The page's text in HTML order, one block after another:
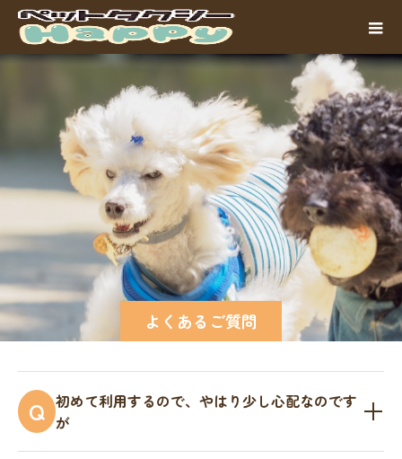
よくあるご質問
Q 初めて利用するので、やはり少し心配なのです
が